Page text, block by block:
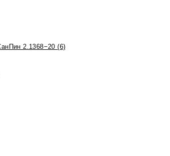
2.1368−20 (6)